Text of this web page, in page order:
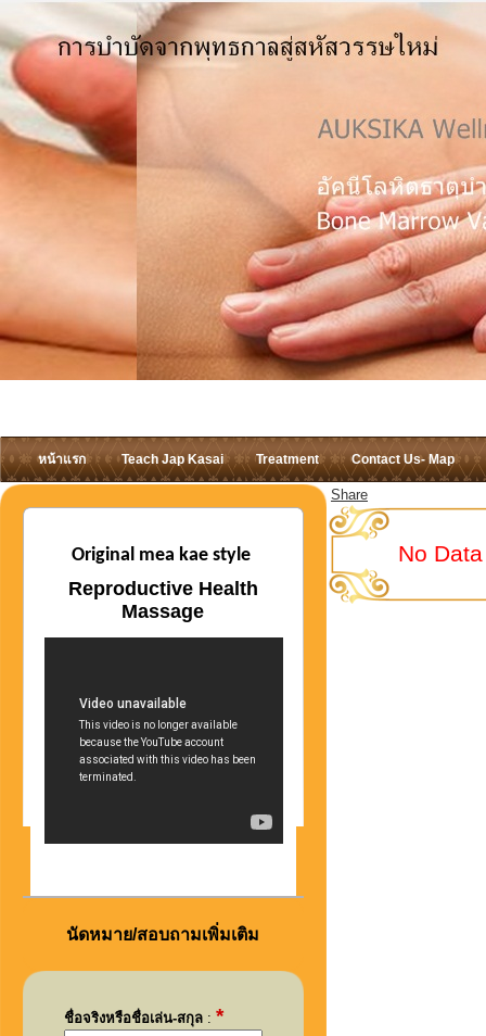
หน้าแรก Teach Jap Kasai Treatment Contact Us- Map
Original mea kae style
Reproductive Health
Massage
นัดหมาย/สอบถามเพิ่มเติม
ชื่อจริงหรือชื่อเล่น-สกุล : *
Share
No Data